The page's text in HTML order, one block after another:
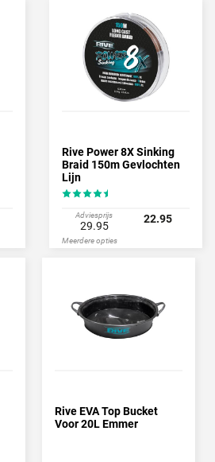
Rive Power 8X Sinking
Braid 150m Gevlochten
Lijn
Adviesprijs
29.95
22.95
Meerdere opties
Rive EVA Top Bucket
Voor 20L Emmer